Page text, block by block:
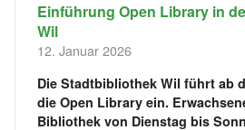
Einführung Open Library in
Wil
12. Januar 2026
Die Stadtbibliothek Wil führt ab
die Open Library ein.
Bibliothek von Dienstag bis